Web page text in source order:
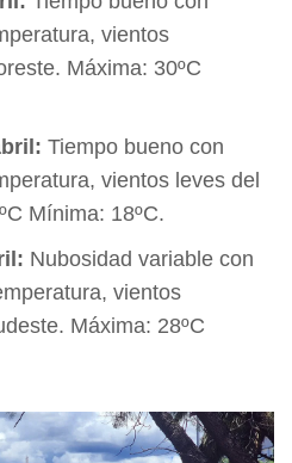
vientos
Máxima: 30ºC
Tiempo bueno con
vientos leves del
Mínima: 18ºC.
Nubosidad variable con
vientos
Máxima: 28ºC